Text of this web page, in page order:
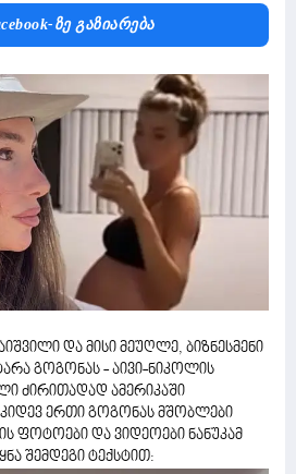
Ზე Გაზიარება
და მისი მეუღლე, ბიზნესმენი
გოგონას - აივი-ნიკოლის
ძირითადად ამერიკაში
ერთი გოგონას მშობლები
ფოტოები და ვიდეოები ნანუკამ
შემდეგი ტექსტით: